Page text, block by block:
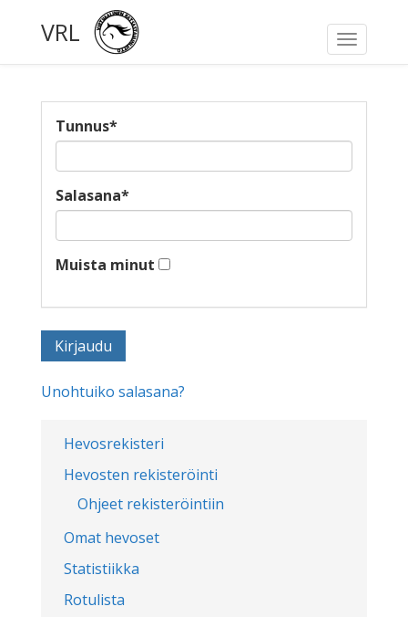
Toggle
VRL
Hevosrekisteri
Hevosten rekisteröinti
Ohjeet rekisteröintiin
Omat hevoset
Statistiikka
Rotulista
Tunnus*
Salasana*
Muista minut
Unohtuiko salasana?